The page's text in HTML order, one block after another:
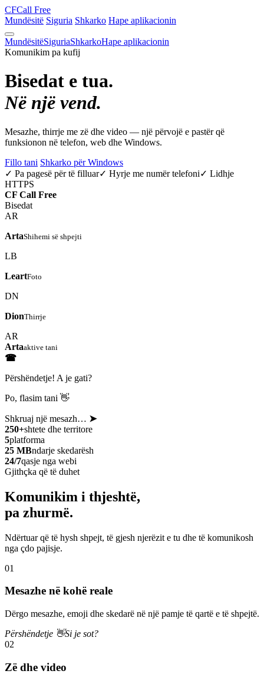
CFCall Free
Mundësitë Siguria Shkarko Hape aplikacionin
MundësitëSiguriaShkarkoHape aplikacionin
Komunikim pa kufij
Bisedat e tua.
Në një vend.
Mesazhe, thirrje me zë dhe video — një përvojë e pastër që
funksionon në telefon, web dhe Windows.
Fillo tani Shkarko për Windows
✓ Pa pagesë për të filluar✓ Hyrje me numër telefoni✓ Lidhje
HTTPS
CF Call Free
Bisedat
AR
ArtaShihemi së shpejti
LB
LeartFoto
DN
DionThirrje
AR
Artaaktive tani
☎
Përshëndetje! A je gati?
Po, flasim tani 👋
Shkruaj një mesazh… ➤
250+shtete dhe territore
5platforma
25 MBndarje skedarësh
24/7qasje nga webi
Gjithçka që të duhet
Komunikim i thjeshtë,
pa zhurmë.
Ndërtuar që të hysh shpejt, të gjesh njerëzit e tu dhe të komunikosh
nga çdo pajisje.
01
Mesazhe në kohë reale
Dërgo mesazhe, emoji dhe skedarë në një pamje të qartë e të shpejtë.
Përshëndetje 👋Si je sot?
02
Zë dhe video